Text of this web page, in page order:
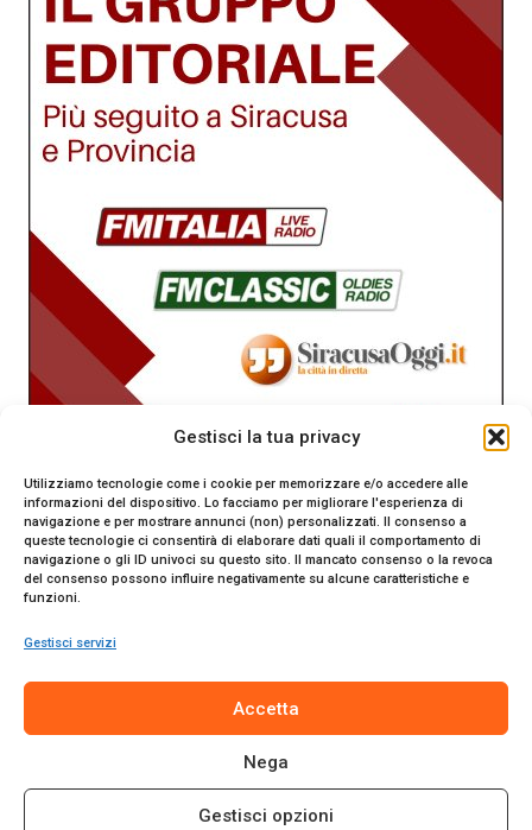
Gestisci la tua privacy
Utilizziamo tecnologie come i cookie per memorizzare e/o accedere alle
informazioni del dispositivo. Lo facciamo per migliorare l'esperienza di
navigazione e per mostrare annunci (non) personalizzati. Il consenso a
queste tecnologie ci consentirà di elaborare dati quali il comportamento di
navigazione o gli ID univoci su questo sito. Il mancato consenso o la revoca
del consenso possono influire negativamente su alcune caratteristiche e
funzioni.
Gestisci servizi
Accetta
Nega
Gestisci opzioni
Tribunale di Siracusa. Direttore responsabile Gianni Catania.
© 2024 Promo Italia S.r.l. Tutti i diritti riservati. | Sito web
realizzato daWeb-Arte.it
Cookie Policy|Termini e Condizioni